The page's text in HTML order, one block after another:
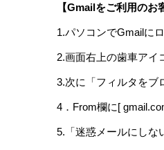
【Gmailをご利用のお
1.パソコンでGmailに
2.画面右上の歯車アイ
3.次に「フィルタをブ
4．From欄に[
5.「迷惑メールにしな